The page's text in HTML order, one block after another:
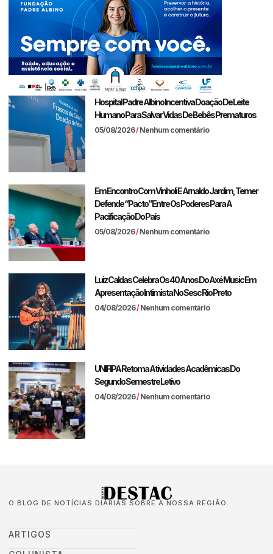
Hospital Padre Albino Incentiva Doação De Leite
Humano Para Salvar Vidas De Bebês Prematuros
05/08/2026 Nenhum comentário
Em Encontro Com Vinholi E Arnaldo Jardim, Temer
Defende “pacto” Entre Os Poderes Para A
Pacificação Do País
05/08/2026 Nenhum comentário
Luiz Caldas Celebra Os 40 Anos Do Axé Music Em
Apresentação Intimista No Sesc Rio Preto
04/08/2026 Nenhum comentário
UNIFIPA Retoma Atividades Acadêmicas Do
Segundo Semestre Letivo
04/08/2026 Nenhum comentário
O BLOG DE NOTÍCIAS DIÁRIAS SOBRE A NOSSA REGIÃO.
ARTIGOS